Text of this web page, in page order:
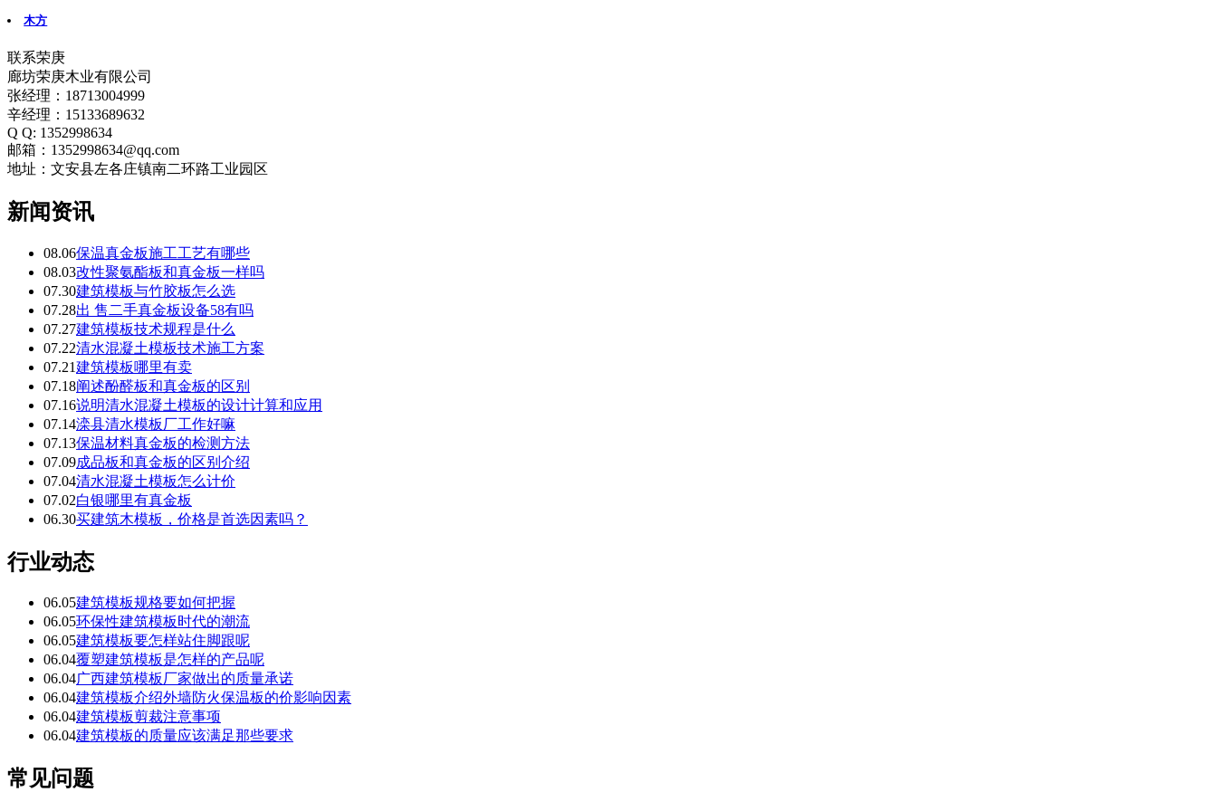
木方
联系荣庚
廊坊荣庚木业有限公司
张经理：18713004999
辛经理：15133689632
Q Q: 1352998634
邮箱：1352998634@qq.com
地址：文安县左各庄镇南二环路工业园区
新闻资讯
08.06保温真金板施工工艺有哪些
08.03改性聚氨酯板和真金板一样吗
07.30建筑模板与竹胶板怎么选
07.28出 售二手真金板设备58有吗
07.27建筑模板技术规程是什么
07.22清水混凝土模板技术施工方案
07.21建筑模板哪里有卖
07.18阐述酚醛板和真金板的区别
07.16说明清水混凝土模板的设计计算和应用
07.14滦县清水模板厂工作好嘛
07.13保温材料真金板的检测方法
07.09成品板和真金板的区别介绍
07.04清水混凝土模板怎么计价
07.02白银哪里有真金板
06.30买建筑木模板，价格是首选因素吗？
行业动态
06.05建筑模板规格要如何把握
06.05环保性建筑模板时代的潮流
06.05建筑模板要怎样站住脚跟呢
06.04覆塑建筑模板是怎样的产品呢
06.04广西建筑模板厂家做出的质量承诺
06.04建筑模板介绍外墙防火保温板的价影响因素
06.04建筑模板剪裁注意事项
06.04建筑模板的质量应该满足那些要求
常见问题